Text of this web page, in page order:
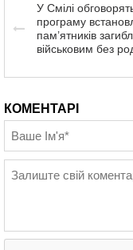
У Смілі
програму
пам’ятників
військовим без
КОМЕНТАРІ